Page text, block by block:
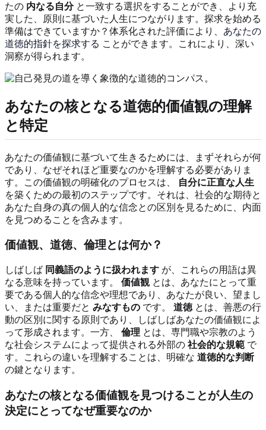
たの 内なる自分と一致する選択をすることができ、より充
実した、原則に基づいた人生につながります。探求を始める
準備はできていますか？体系化された評価により、 あなたの
道徳的指針を探求する ことができます。これにより、深い
洞察が得られます。
あなたの核となる道徳的価値観の理解
と特定
あなたの価値観に基づいて生きるためには、まずそれらが何
であり、なぜそれほど重要なのかを理解する必要がありま
す。この価値観の明確化のプロセスは、
自分に正直な人生
を築くための最初のステップです。それは、社会的な期待と
あなた自身の真の個人的な信念との区別を見るために、内面
を見つめることを含みます。
価値観、道徳、倫理とは何か？
しばしば 同義語のように扱われます が、これらの用語は異
なる意味を持っています。 価値観とは、あなたにとって重
要である個人的な信念や理想であり、あなたが良い、望まし
い、または重要だと みなすもの です。 道徳とは、善悪の行
動の区別に関する原則であり、しばしばあなたの価値観によ
って形成されます。一方、 倫理 とは、専門職や宗教のよう
な社会システムによって提供される外部の 社会的な規範 で
す。これらの違いを理解することは、明確な 道徳的な判断
の鍵となります。
あなたの核となる価値観を見つけることが人生の
決定にとってなぜ重要なのか